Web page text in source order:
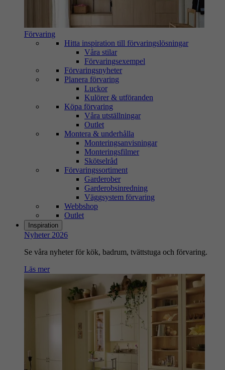
Förvaring
Hitta inspiration till förvaringslösningar
Våra stilar
Förvaringsexempel
Förvaringsnyheter
Planera förvaring
Luckor
Kulörer & utföranden
Köpa förvaring
Våra utställningar
Outlet
Montera & underhålla
Monteringsanvisningar
Monteringsfilmer
Skötselråd
Förvaringssortiment
Garderober
Garderobsinredning
Väggsystem förvaring
Webbshop
Outlet
Inspiration
Nyheter 2026
Se våra nyheter för kök, badrum, tvättstuga och förvaring.
Läs mer